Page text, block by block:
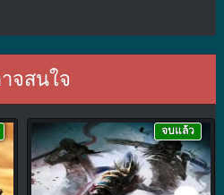
จสนใจ
จบแล้ว